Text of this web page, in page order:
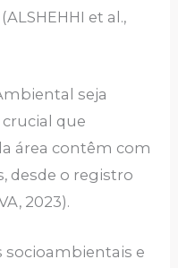
et al.,
seja
que
área contêm com
desde o registro
2023).
socioambientais e